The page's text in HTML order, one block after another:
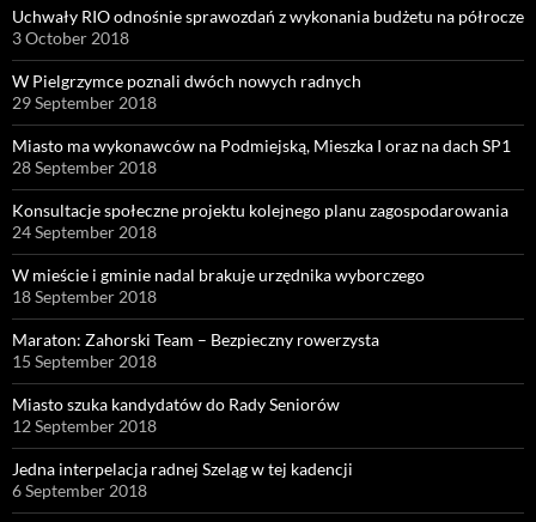
Uchwały RIO odnośnie sprawozdań z wykonania budżetu na półrocze
3 October 2018
W Pielgrzymce poznali dwóch nowych radnych
29 September 2018
Miasto ma wykonawców na Podmiejską, Mieszka I oraz na dach SP1
28 September 2018
Konsultacje społeczne projektu kolejnego planu zagospodarowania
24 September 2018
W mieście i gminie nadal brakuje urzędnika wyborczego
18 September 2018
Maraton: Zahorski Team – Bezpieczny rowerzysta
15 September 2018
Miasto szuka kandydatów do Rady Seniorów
12 September 2018
Jedna interpelacja radnej Szeląg w tej kadencji
6 September 2018